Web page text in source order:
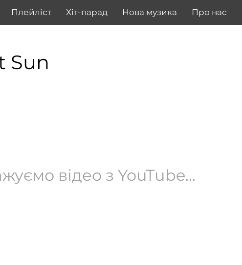
Плейліст Хіт-парад Нова музика Про нас
Sun
відео з YouTube...